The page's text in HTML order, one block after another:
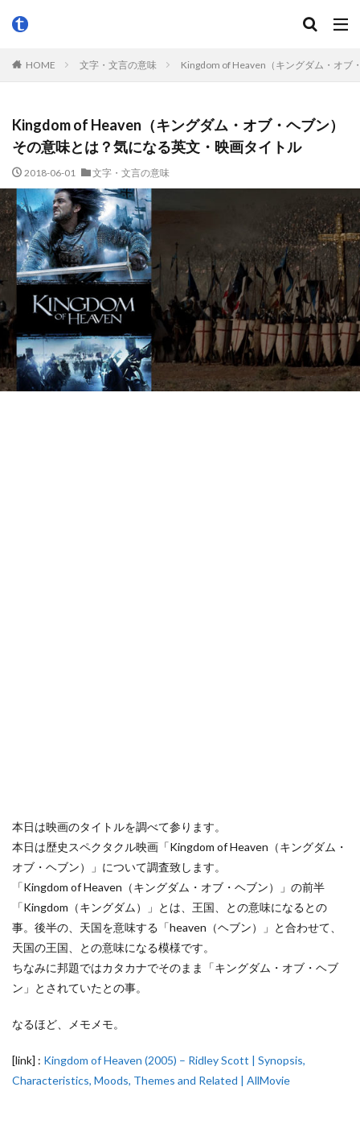
HOME 文字・文言の意味 Kingdom of Heaven（キングダム・オブ
Kingdom of Heaven（キングダム・オブ・ヘブン）
その意味とは？気になる英文・映画タイトル
2018-06-01 文字・文言の意味
本日は映画のタイトルを調べて参ります。
本日は歴史スペクタクル映画「Kingdom of Heaven（キングダム・
オブ・ヘブン）」について調査致します。
「Kingdom of Heaven（キングダム・オブ・ヘブン）」の前半
「Kingdom（キングダム）」とは、王国、との意味になるとの
事。後半の、天国を意味する「heaven（ヘブン）」と合わせて、
天国の王国、との意味になる模様です。
ちなみに邦題ではカタカナでそのまま「キングダム・オブ・ヘブ
ン」とされていたとの事。
なるほど、メモメモ。
[link] : Kingdom of Heaven (2005) – Ridley Scott | Synopsis,
Characteristics, Moods, Themes and Related | AllMovie